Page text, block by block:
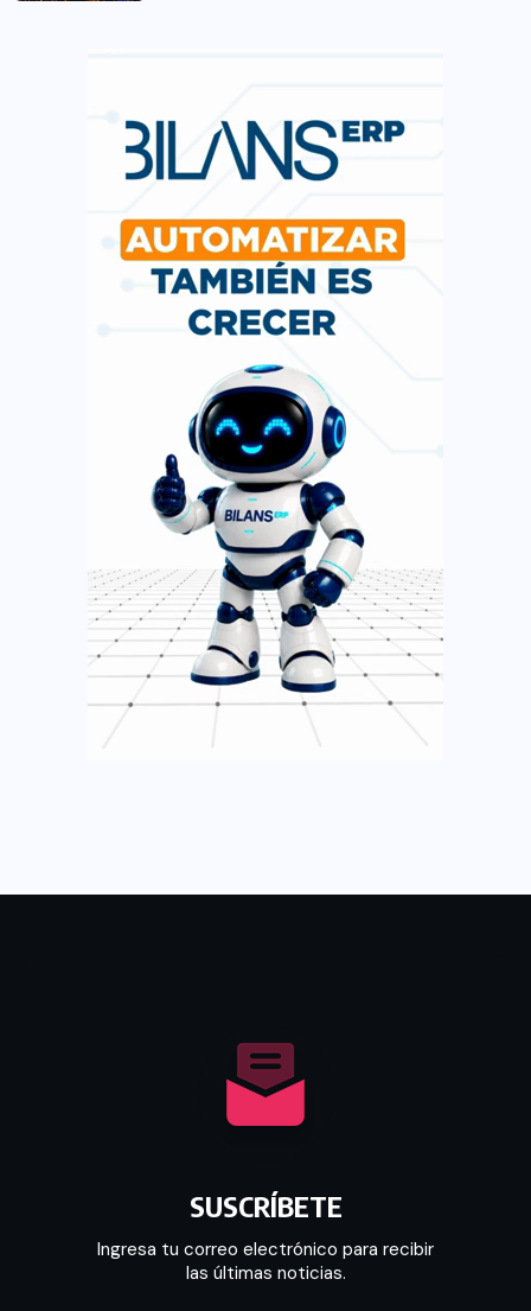
SUSCRÍBETE
Ingresa tu correo electrónico para recibir
las últimas noticias.